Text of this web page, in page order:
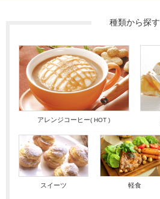
種類から探す
アレンジコーヒー( HOT )
スイーツ 軽食